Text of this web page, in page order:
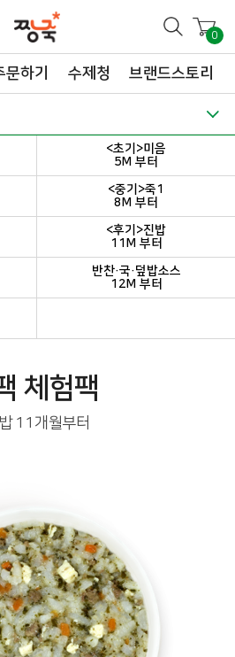
0
문하기 수제청 브랜드스토리
<초기>미음
5M 부터
<중기>죽1
8M 부터
<후기>진밥
11M 부터
반찬·국·덮밥소스
12M 부터
체험팩
11개월부터